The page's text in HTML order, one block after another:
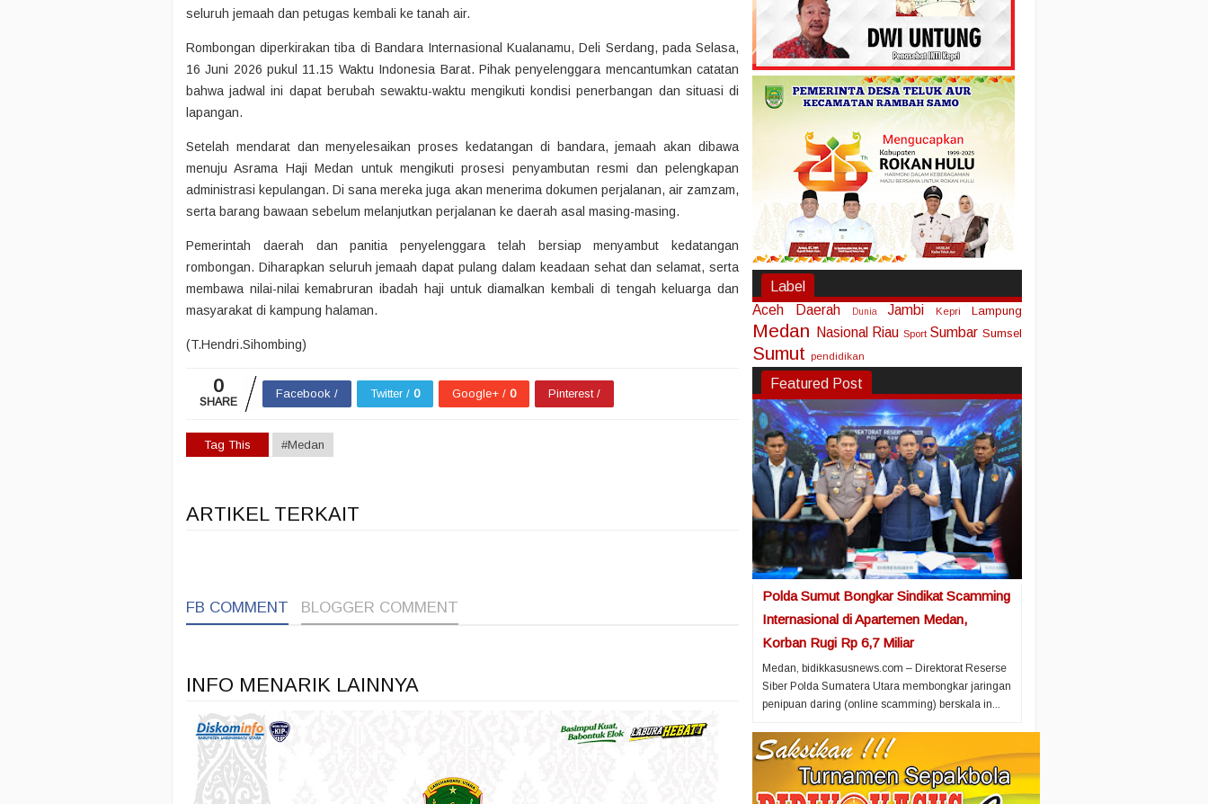
seluruh jemaah dan petugas kembali ke tanah air.
Rombongan diperkirakan tiba di Bandara Internasional Kualanamu, Deli Serdang, pada Selasa,
16 Juni 2026 pukul 11.15 Waktu Indonesia Barat. Pihak penyelenggara mencantumkan catatan
bahwa jadwal ini dapat berubah sewaktu-waktu mengikuti kondisi penerbangan dan situasi di
lapangan.
Setelah mendarat dan menyelesaikan proses kedatangan di bandara, jemaah akan dibawa
menuju Asrama Haji Medan untuk mengikuti prosesi penyambutan resmi dan pelengkapan
administrasi kepulangan. Di sana mereka juga akan menerima dokumen perjalanan, air zamzam,
serta barang bawaan sebelum melanjutkan perjalanan ke daerah asal masing-masing.
Pemerintah daerah dan panitia penyelenggara telah bersiap menyambut kedatangan
rombongan. Diharapkan seluruh jemaah dapat pulang dalam keadaan sehat dan selamat, serta
membawa nilai-nilai kemabruran ibadah haji untuk diamalkan kembali di tengah keluarga dan
masyarakat di kampung halaman.
(T.Hendri.Sihombing)
0
SHARE
Facebook / Twitter / 0 Google+ / 0 Pinterest /
Tag This #Medan
ARTIKEL TERKAIT
FB COMMENT BLOGGER COMMENT
INFO MENARIK LAINNYA
Label
Aceh
Daerah Dunia Jambi Kepri Lampung
Medan Nasional Riau Sport Sumbar Sumsel
Sumut pendidikan
Featured Post
Polda Sumut Bongkar Sindikat Scamming
Internasional di Apartemen Medan,
Korban Rugi Rp 6,7 Miliar
Medan, bidikkasusnews.com – Direktorat Reserse
Siber Polda Sumatera Utara membongkar jaringan
penipuan daring (online scamming) berskala in...